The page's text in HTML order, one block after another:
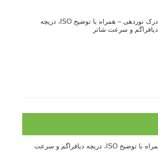
درک نوردهی – همراه با توضیح ISO، دریچه
دیافراگم و سرعت شاتر
درک نوردهی – همراه با توضیح ISO، دریچه دیافراگم و سرعت